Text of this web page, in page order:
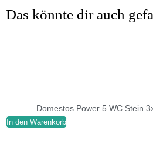
Das könnte dir auch
Domestos Power 5 WC Stein
In den Warenkorb